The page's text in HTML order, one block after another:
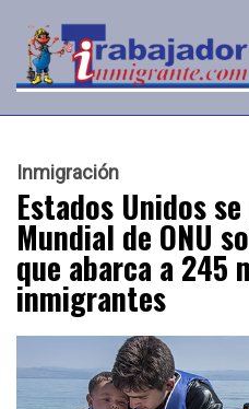
Inmigración
Estados Unidos
Mundial de ONU
que abarca a 245
inmigrantes